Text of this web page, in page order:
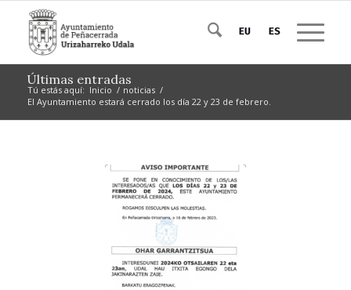
Últimas entradas
Tú estás aquí: Inicio / noticias /
El Ayuntamiento estará cerrado los día 22 y 23 de febrero.